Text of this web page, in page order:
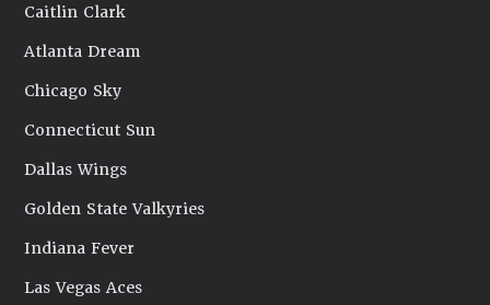
Caitlin Clark
Atlanta Dream
Chicago Sky
Connecticut Sun
Dallas Wings
Golden State Valkyries
Indiana Fever
Las Vegas Aces